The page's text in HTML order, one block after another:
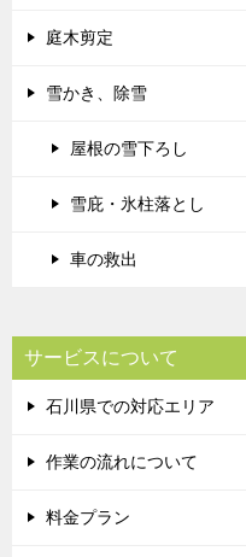
庭木剪定
雪かき、除雪
屋根の雪下ろし
雪庇・氷柱落とし
車の救出
サービスについて
石川県での対応エリア
作業の流れについて
料金プラン